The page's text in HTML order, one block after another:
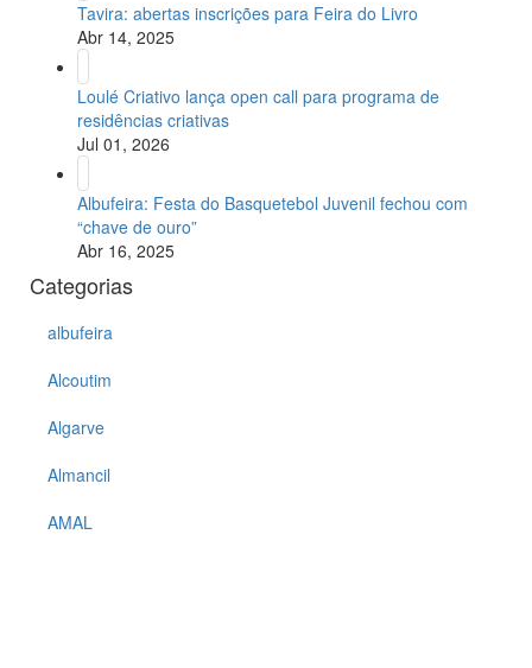
Tavira: abertas inscrições para Feira do Livro
Abr 14, 2025
Loulé Criativo lança open call para programa de
residências criativas
Jul 01, 2026
Albufeira: Festa do Basquetebol Juvenil fechou com
“chave de ouro”
Abr 16, 2025
Categorias
albufeira
Alcoutim
Algarve
Almancil
AMAL